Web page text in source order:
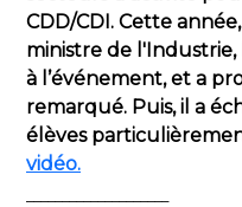
CDD/CDI. Cette
ministre de l'Industrie,
à l’événement, et a
remarqué. Puis, il a
élèves
vidéo.